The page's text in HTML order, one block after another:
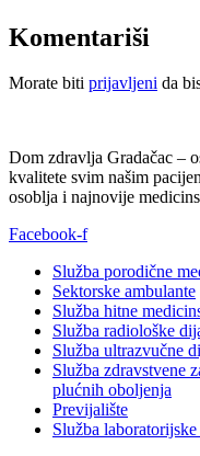
Komentariši
Morate biti prijavljeni da
Dom zdravlja Gradačac –
kvalitete svim našim
osoblja i najnovije
Facebook-f
Služba porodične
Sektorske ambulante
Služba hitne
Služba radiološke
Služba ultrazvučne
Služba zdravstvene
plućnih oboljenja
Previjalište
Služba